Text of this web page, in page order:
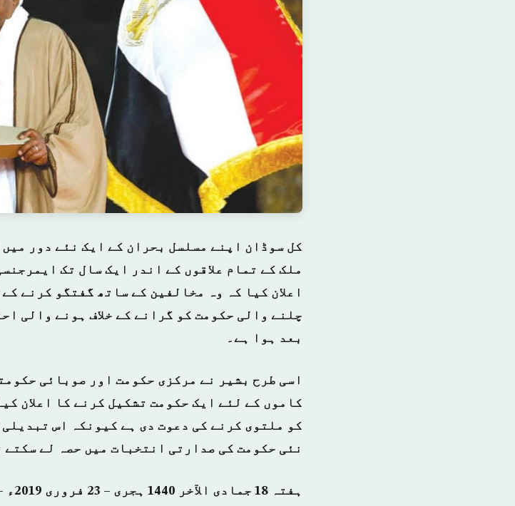
کل سوڈان اپنے مسلسل بحران کے ایک نئے دور
ملک کے تمام علاقوں کے اندر ایک سال تک
چلنے والی حکومت کو گرانے کے خلاف ہونے والی
بعد ہوا ہے۔
اسی طرح بشیر نے مرکزی حکومت اور صوبائی
کاموں کے لئے ایک حکومت تشکیل کرنے کا اعلان
کو ملتوی کرنے کی دعوت دی ہے کیونکہ اس
نئی حکومت کی صدارتی انتخبات میں حصہ لے
ہفتہ 18 جمادی الآخر 1440 ہجری – 23 فروری 2019ء – شمارہ نمبر [14697]